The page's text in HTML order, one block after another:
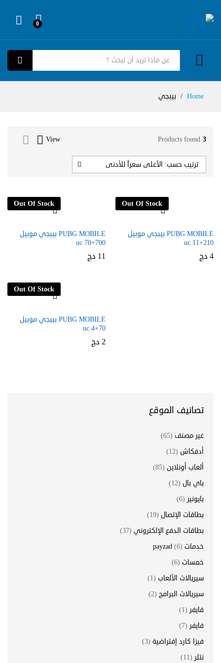
0
كل الفئات
بحث
Home
/ بيبجي
3
Products found
View
ترتيب حسب: الأعلى سعراً للأدنى
Out Of Stock
PUBG MOBILE بيبجي موبيل
700+70 uc
11 دج
Out Of Stock
PUBG MOBILE بيبجي موبيل
210+11 uc
4دج
Out Of Stock
PUBG MOBILE بيبجي موبيل
70+4 uc
2دج
تصانيف الموقع
غير مصنف (65)
أدفكاش (12)
ألعاب أونلاين (85)
باي بال (12)
بايونير (6)
بطاقات الإتصال (19)
بطاقات الدفع الإلكتروني (37)
خدمات payzad (6)
خمسات (6)
سيريالات الألعاب (1)
سيريالات البرامج (2)
فايفر (1)
فايفر (7)
فيزا كارد إفتراضية (3)
نتلر (11)